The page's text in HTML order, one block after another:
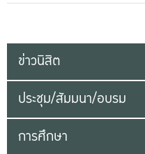
ข่าวนิสิต
ประชุม/สัมมนา/อบรม
การศึกษา